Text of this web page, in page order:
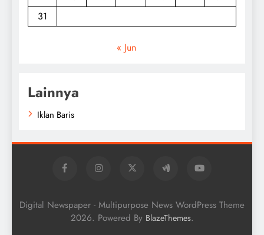
31
« Jun
Lainnya
Iklan Baris
Digital Newspaper - Multipurpose News WordPress Theme
2026. Powered By BlazeThemes.